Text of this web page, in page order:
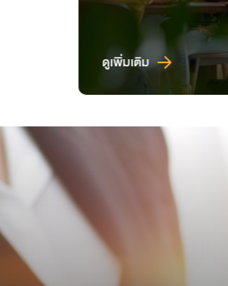
ดูเพิ่มเติม